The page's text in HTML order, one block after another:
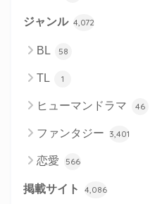
ジャンル 4,072
BL 58
TL 1
ヒューマンドラマ 46
ファンタジー 3,401
恋愛 566
掲載サイト 4,086